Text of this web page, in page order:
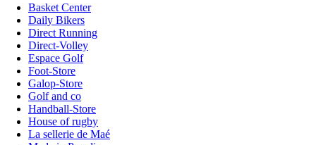
Basket Center
Daily Bikers
Direct Running
Direct-Volley
Espace Golf
Foot-Store
Galop-Store
Golf and co
Handball-Store
House of rugby
La sellerie de Maé